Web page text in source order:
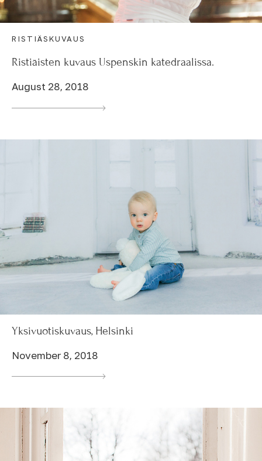
RISTIÄSKUVAUS
Ristiäisten kuvaus Uspenskin katedraalissa.
August 28, 2018
Yksivuotiskuvaus, Helsinki
November 8, 2018